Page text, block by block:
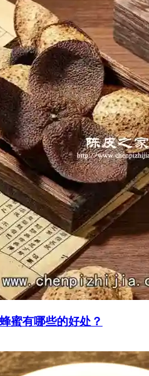
蜜有哪些的好处？